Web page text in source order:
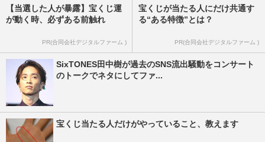
【当選した人が暴露】宝くじ運
が動く時、必ずある前触れ
PR(合同会社デジタルファーム )
宝くじが当たる人にだけ共通す
る“ある特徴”とは？
PR(合同会社デジタルファーム )
SixTONES田中樹が過去のSNS流出騒動をコンサート
のトークでネタにしてファ...
宝くじ当たる人だけがやっていること、教えます